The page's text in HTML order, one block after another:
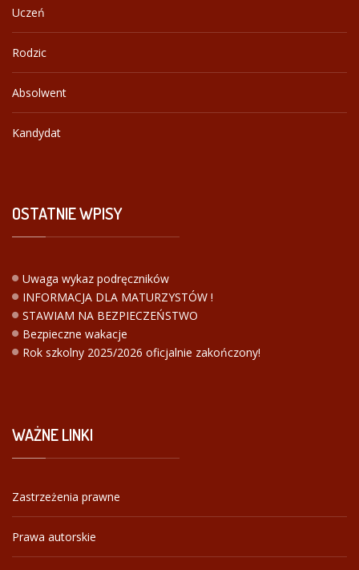
Uczeń
Rodzic
Absolwent
Kandydat
OSTATNIEWPISY
Uwaga wykaz podręczników
INFORMACJA DLA MATURZYSTÓW !
STAWIAM NA BEZPIECZEŃSTWO
Bezpieczne wakacje
Rok szkolny 2025/2026 oficjalnie zakończony!
WAŻNELINKI
Zastrzeżenia prawne
Prawa autorskie